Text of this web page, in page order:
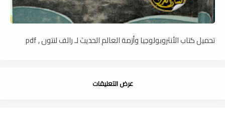
تحميل كتاب الأنثروبولوجيا وأزمة العالم الحديث لـ رالف لنتون , pdf
عرض التعليقات